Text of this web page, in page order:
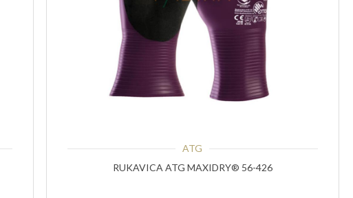
ATG
RUKAVICA ATG MAXIDRY® 56-426